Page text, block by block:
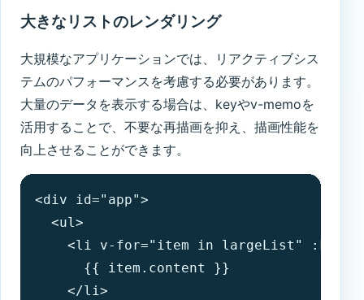
大きなリストのレンダリング
大規模なアプリケーションでは、リアクティブシス
テムのパフォーマンスを考慮する必要があります。
大量のデータを表示する場合は、keyやv-memoを
活用することで、不要な再描画を抑え、描画性能を
向上させることができます。
<div id="app">
  <ul>
<li v-for="item in largeList"
      {{ item.content }}
    </li>